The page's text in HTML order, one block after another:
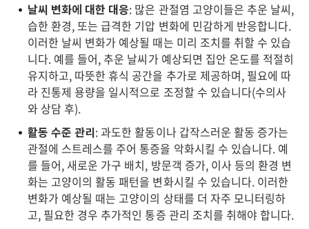
날씨 변화에 대한 대응: 많은 관절염 고양이들은 추운 날씨,
습한 환경, 또는 급격한 기압 변화에 민감하게 반응합니다.
이러한 날씨 변화가 예상될 때는 미리 조치를 취할 수 있습
니다. 예를 들어, 추운 날씨가 예상되면 집안 온도를 적절히
유지하고, 따뜻한 휴식 공간을 추가로 제공하며, 필요에 따
라 진통제 용량을 일시적으로 조정할 수 있습니다(수의사
와 상담 후).
활동 수준 관리: 과도한 활동이나 갑작스러운 활동 증가는
관절에 스트레스를 주어 통증을 악화시킬 수 있습니다. 예
를 들어, 새로운 가구 배치, 방문객 증가, 이사 등의 환경 변
화는 고양이의 활동 패턴을 변화시킬 수 있습니다. 이러한
변화가 예상될 때는 고양이의 상태를 더 자주 모니터링하
고, 필요한 경우 추가적인 통증 관리 조치를 취해야 합니다.